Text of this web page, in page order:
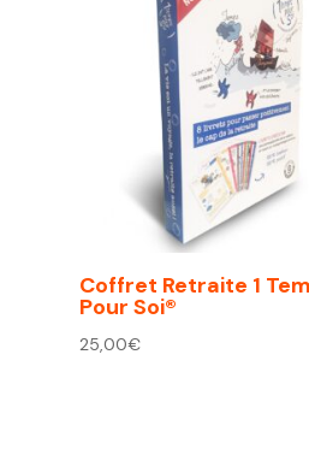
Coffret Retraite 1
Pour Soi®
25,00€